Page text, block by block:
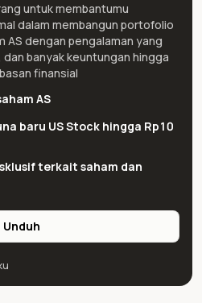
untuk membantumu
dalam membangun portofolio
AS dengan pengalaman yang
banyak keuntungan hingga
finansial
AS
baru US Stock hingga Rp10
terkait saham dan
Unduh